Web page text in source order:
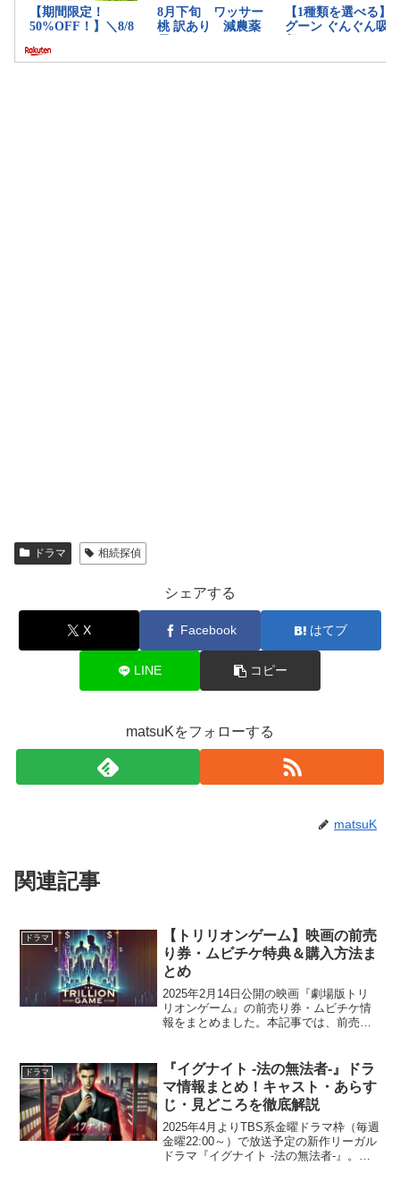
ドラマ 相続探偵
シェアする
X Facebook はてブ
LINE コピー
matsuKをフォローする
matsuK
関連記事
ドラマ
【トリリオンゲーム】映画の前売
り券・ムビチケ特典＆購入方法ま
とめ
2025年2月14日公開の映画『劇場版トリ
リオンゲーム』の前売り券・ムビチケ情
報をまとめました。本記事では、前売り
お得にチケットを購入し、豪華特典を手
に入れて映画を存分...
ドラマ
『イグナイト -法の無法者-』ドラ
マ情報まとめ！キャスト・あらす
じ・見どころを徹底解説
2025年4月よりTBS系金曜ドラマ枠（毎週
金曜22:00～）で放送予定の新作リーガル
ドラマ『イグナイト -法の無法者-』。主